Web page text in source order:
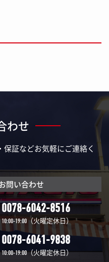
わせ
証などお気軽にご連絡く
問い合わせ
0078-6042-8516
10:00-19:00 （火曜定休日）
0078-6041-9838
10:00-19:00（火曜定休日）